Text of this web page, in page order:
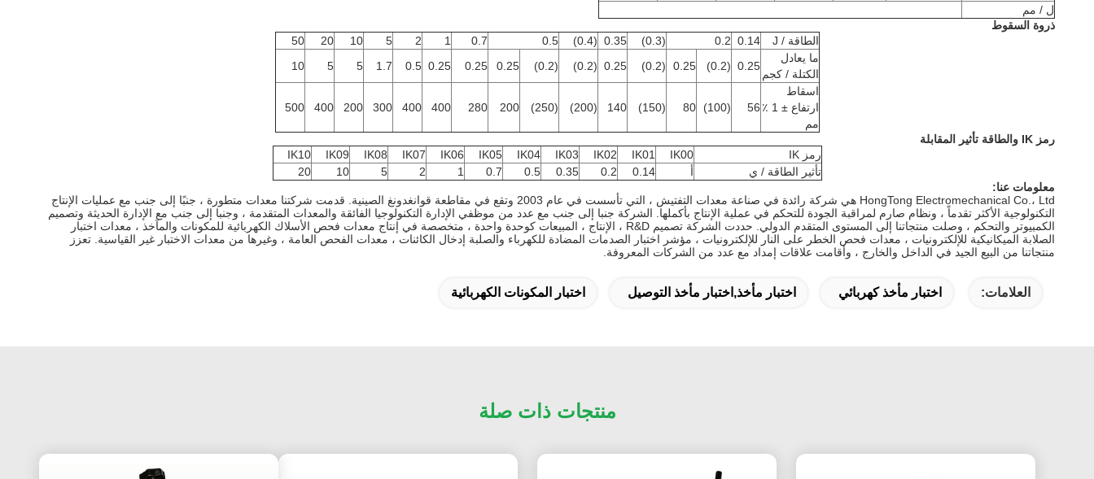
ل / مم
ذروة السقوط
الطاقة / J
0.14
0.2
(0.3)
0.35
(0.4)
0.5
0.7
1
2
5
10
20
50
ما يعادل
الكتلة / كجم
0.25
(0.2)
0.25
(0.2)
0.25
(0.2)
(0.2)
0.25
0.25
0.25
0.5
1.7
5
5
10
اسقاط
ارتفاع ± 1 ٪
مم
56
(100)
80
(150)
140
(200)
(250)
200
280
400
400
300
200
400
500
رمز IK والطاقة تأثير المقابلة
رمز IK
IK00
IK01
IK02
IK03
IK04
IK05
IK06
IK07
IK08
IK09
IK10
تأثير الطاقة / ي
أ 0.14
0.2
0.35
0.5
0.7
1
2
5
10
20
معلومات عنا:
HongTong Electromechanical Co.، Ltd هي شركة رائدة في صناعة معدات التفتيش ، التي تأسست في عام 2003 وتقع في مقاطعة قوانغدونغ الصينية.
قدمت شركتنا معدات متطورة ، جنبًا إلى جنب مع عمليات الإنتاج
التكنولوجية الأكثر تقدماً ، ونظام صارم لمراقبة الجودة للتحكم في عملية الإنتاج بأكملها.
الشركة جنبا إلى جنب مع عدد من موظفي الإدارة التكنولوجيا الفائقة والمعدات المتقدمة ، وجنبا إلى جنب مع الإدارة الحديثة وتصميم
الكمبيوتر والتحكم ، وصلت منتجاتنا إلى المستوى المتقدم الدولي.
حددت الشركة تصميم R&D ، الإنتاج ، المبيعات كوحدة واحدة ، متخصصة في إنتاج معدات فحص الأسلاك الكهربائية للمكونات والمآخذ ، معدات اختبار
الصلابة الميكانيكية للإلكترونيات ، معدات فحص الخطر على النار للإلكترونيات ، مؤشر اختبار الصدمات المضادة للكهرباء والصلبة إدخال الكائنات ، معدات الفحص العامة ، وغيرها من معدات الاختبار غير القياسية. تعزز
منتجاتنا من البيع الجيد في الداخل والخارج ، وأقامت علاقات إمداد مع عدد من الشركات المعروفة.
العلامات: اختبار مأخذ كهربائي اختبار مأخذ,اختبار مأخذ التوصيل اختبار المكونات الكهربائية
منتجات ذات صلة